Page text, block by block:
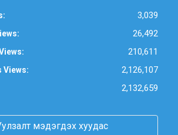
3,039
26,492
210,611
Views: 2,126,107
2,132,659
мэдэгдэх хуудас